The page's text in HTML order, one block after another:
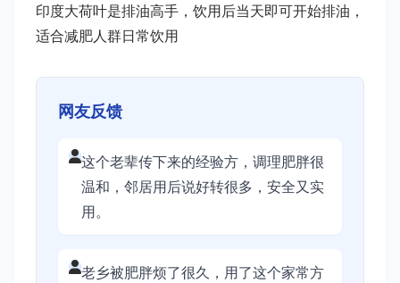
印度大荷叶是排油高手，饮用后当天即可开始排油，
适合减肥人群日常饮用
网友反馈
这个老辈传下来的经验方，调理肥胖很
温和，邻居用后说好转很多，安全又实
用。
老乡被肥胖烦了很久，用了这个家常方